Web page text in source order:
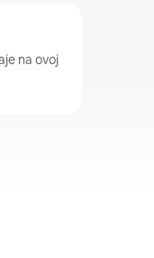
na ovoj